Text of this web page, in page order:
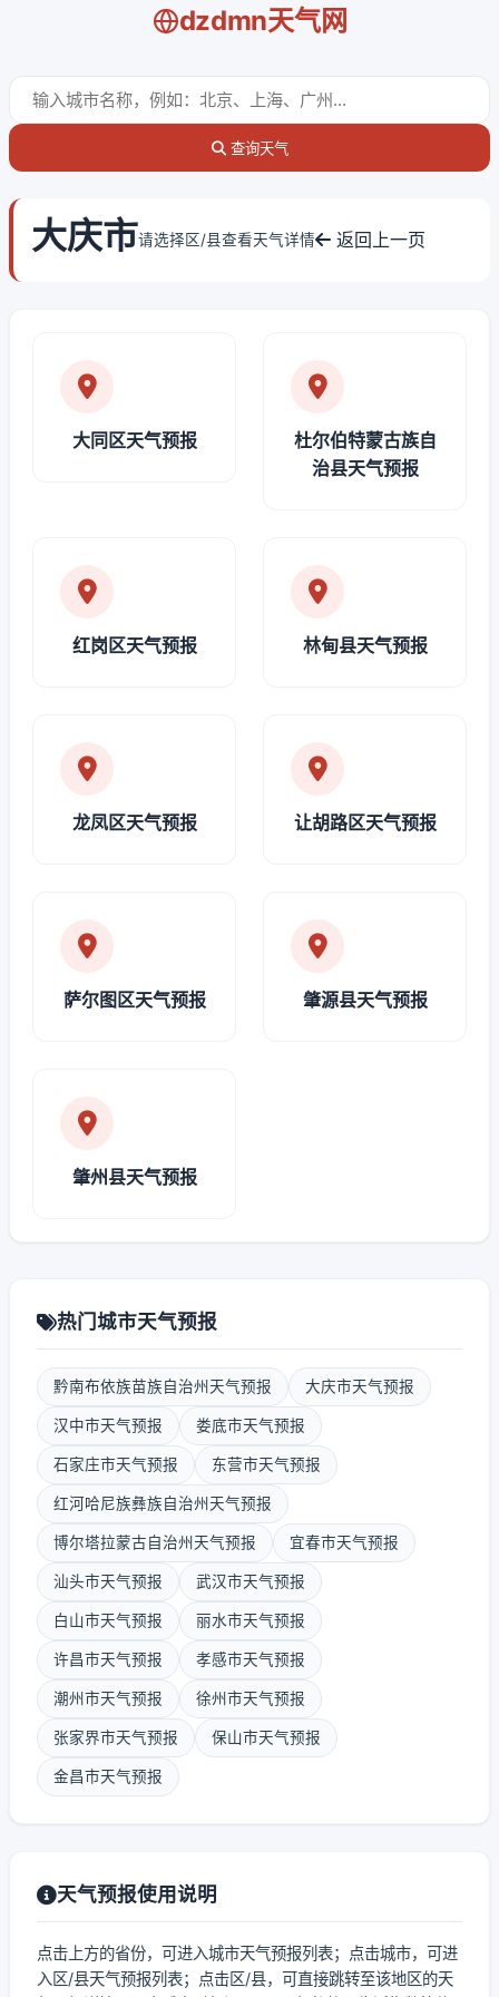
dzdmn天气网
查询天气
大庆市请选择区/县查看天气详情 返回上一页
大同区天气预报
杜尔伯特蒙古族自
治县天气预报
红岗区天气预报 林甸县天气预报
龙凤区天气预报 让胡路区天气预报
萨尔图区天气预报 肇源县天气预报
肇州县天气预报
热门城市天气预报
黔南布依族苗族自治州天气预报 大庆市天气预报
汉中市天气预报 娄底市天气预报
石家庄市天气预报 东营市天气预报
红河哈尼族彝族自治州天气预报
博尔塔拉蒙古自治州天气预报 宜春市天气预报
汕头市天气预报 武汉市天气预报
白山市天气预报 丽水市天气预报
许昌市天气预报 孝感市天气预报
潮州市天气预报 徐州市天气预报
张家界市天气预报 保山市天气预报
金昌市天气预报
天气预报使用说明
点击上方的省份，可进入城市天气预报列表；点击城市，可进
入区/县天气预报列表；点击区/县，可直接跳转至该地区的天